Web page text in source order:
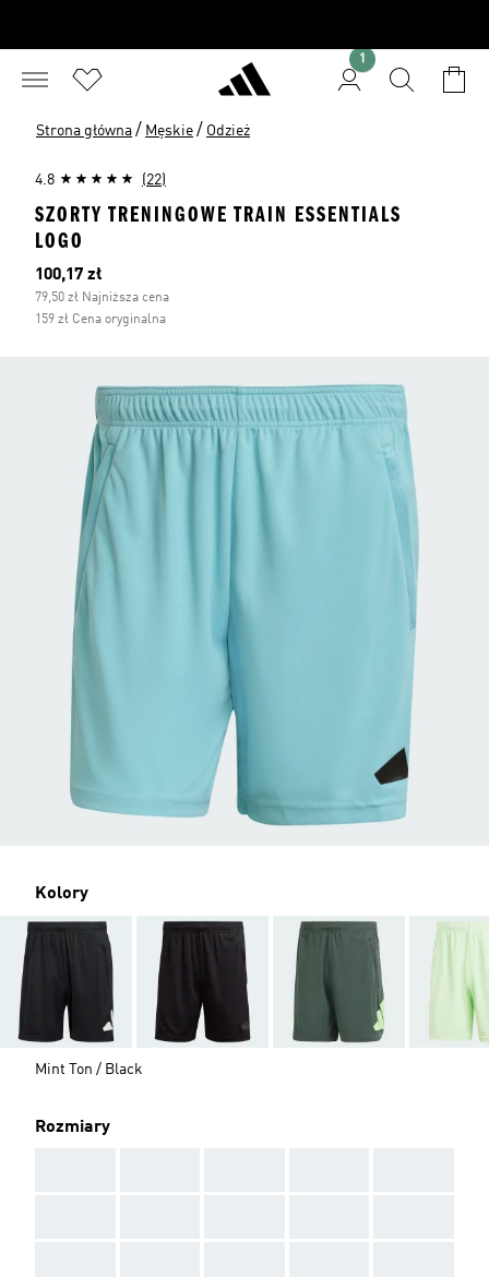
1
Strona główna / Męskie / Odzież
4.8 (22)
SZORTY TRENINGOWE TRAIN ESSENTIALS
LOGO
Bieżąca cena
100,17 zł
79,50 zł Najniższa cena
159 zł Cena oryginalna
Kolory
Mint Ton / Black
Rozmiary